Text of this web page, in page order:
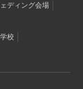
ディング会場
学校